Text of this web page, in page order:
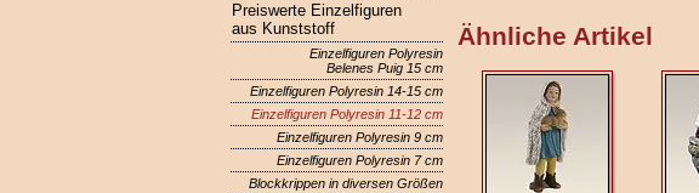
Preiswerte Einzelfiguren
aus Kunststoff
Einzelfiguren Polyresin
Belenes Puig 15 cm
Einzelfiguren Polyresin 14-15 cm
Einzelfiguren Polyresin 11-12 cm
Einzelfiguren Polyresin 9 cm
Einzelfiguren Polyresin 7 cm
Blockkrippen in diversen Größen
Ähnliche Artikel